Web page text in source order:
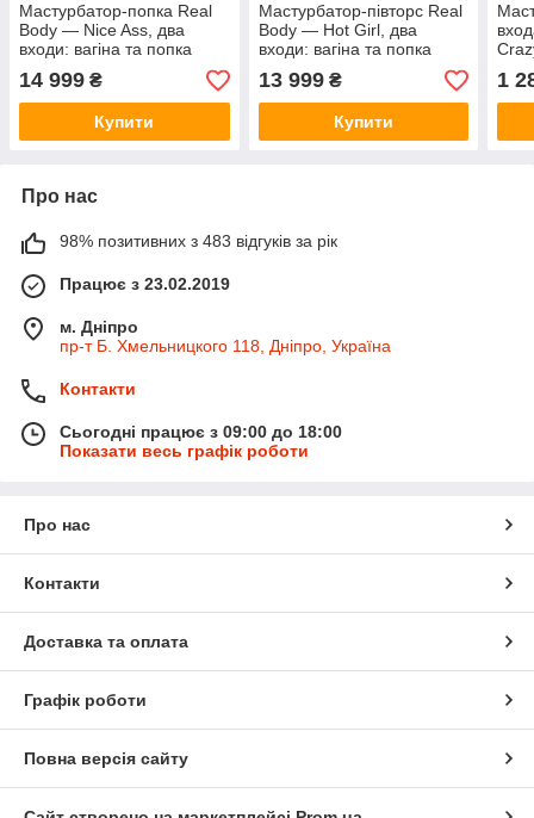
Мастурбатор-попка Real
Body — Nice Ass, два
входи: вагіна та попка
14 999 ₴
Купити
Мастурбатор-півторс Real
Body — Hot Girl, два
входи: вагіна та попка
13 999₴
Купити
1
Про нас
98% позитивних з 483 відгуків за рік
Працює з 23.02.2019
м. Дніпро
пр-т Б. Хмельницкого 118, Дніпро, Україна
Контакти
Сьогодні працює з 09:00 до 18:00
Показати весь графік роботи
Про нас
Контакти
Доставка та оплата
Графік роботи
Повна версія сайту